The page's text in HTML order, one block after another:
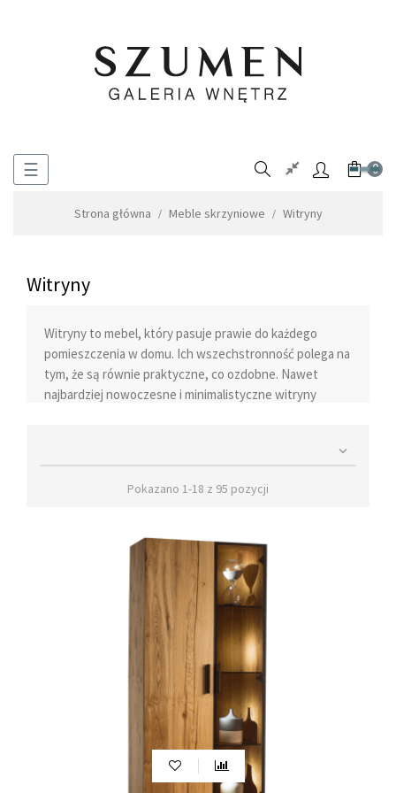
Toggle
☰ 0
Strona główna Meble skrzyniowe Witryny
Witryny
Witryny to mebel, który pasuje prawie do każdego
pomieszczenia w domu. Ich wszechstronność polega na
tym, że są równie praktyczne, co ozdobne. Nawet
najbardziej nowoczesne i minimalistyczne witryny
Witryny do salonu i pokoju dziennego pełnią podwójną
rolę - eksponują to, co znajduje się w ich wnętrzu,
szklanek, porcelany, pamiątki podróżnicze czy cenne
przedmioty, takie jak zdjęcia rodzinne. Dzięki witrynom
można cieszyć się widokiem tych przedmiotów,
jednocześnie mając pewność, że są one bezpieczne i
Witryny szklane lub przeszklone do
Witryny szklane to doskonały sposób na dodanie
przejrzystego uroku i elegancji do salonu. Szklane
fronty i przeszklone półki tworzą efektowną
prezentację przedmiotów, jednocześnie optycznie
powiększając przestrzeń. Odpowiednio dobrana witryna

Pokazano 1-18 z 95 pozycji